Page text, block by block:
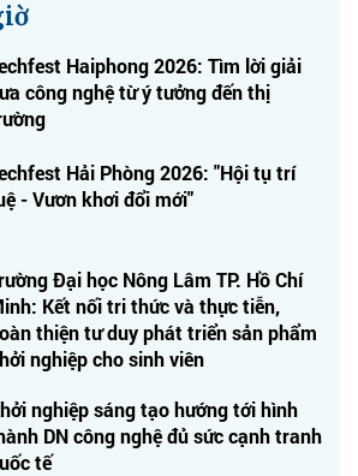
Haiphong 2026: Tìm lời giải
công nghệ từ ý tưởng đến thị
Hải Phòng 2026: "Hội tụ trí
- Vươn khơi đổi mới"
Đại học Nông Lâm TP. Hồ Chí
Kết nối tri thức và thực tiễn,
thiện tư duy phát triển sản phẩm
nghiệp cho sinh viên
nghiệp sáng tạo hướng tới hình
DN công nghệ đủ sức cạnh tranh
tế